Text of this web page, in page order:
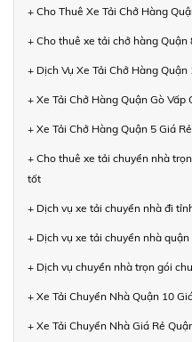
+ Cho Thuê Xe Tải Chở Hàng
+ Cho thuê xe tải chở hàng
+ Dịch Vụ Xe Tải Chở Hàng
+ Xe Tải Chở Hàng Quận Gò Vấp
+ Xe Tải Chở Hàng Quận 5 Giá
+ Cho thuê xe tải chuyển nhà
tốt
+ Dịch vụ xe tải chuyển nhà đi
+ Dịch vụ xe tải chuyển nhà
+ Dịch vụ chuyển nhà trọn gói
+ Xe Tải Chuyển Nhà Quận 10
+ Xe Tải Chuyển Nhà Giá Rẻ